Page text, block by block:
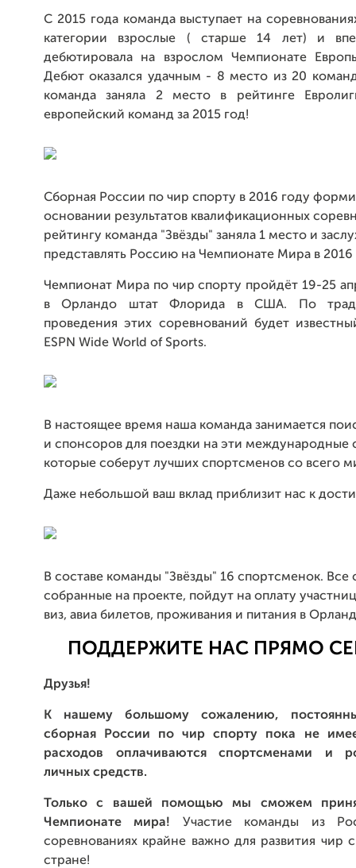
С 2015 года команда выступает на
категории взрослые ( старше 14 лет) и
дебютировала на взрослом Чемпионате
Дебют оказался удачным - 8 место из 20
команда заняла 2 место в рейтинге
европейский команд за 2015 год!
Сборная России по чир спорту в 2016 году
основании результатов квалификационных
рейтингу команда "Звёзды" заняла 1 место и
представлять Россию на Чемпионате Мира в 2016
Чемпионат Мира по чир спорту пройдёт 19-25
в Орландо штат Флорида в США. По
проведения этих соревнований будет
ESPN Wide World of Sports.
В настоящее время наша команда занимается
и спонсоров для поездки на эти международные
которые соберут лучших спортсменов со всего
Даже небольшой ваш вклад приблизит нас к
В составе команды "Звёзды" 16 спортсменок. Все
собранные на проекте, пойдут на оплату
виз, авиа билетов, проживания и питания в
ПОДДЕРЖИТЕ НАС ПРЯМО
Друзья!
К нашему большому сожалению,
сборная России по чир спорту пока не
расходов оплачиваются спортсменами и
личных средств.
Только с вашей помощью мы сможем
Чемпионате мира! Участие команды из
соревнованиях крайне важно для развития чир
стране!